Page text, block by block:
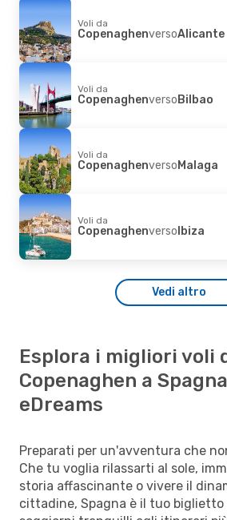
Voli da
CopenaghenversoAlicante
Voli da
CopenaghenversoBilbao
Voli da
CopenaghenversoMalaga
Voli da
CopenaghenversoIbiza
Vedi altro
Esplora i migliori voli
Copenaghen a
eDreams
Preparati per un'avventura che
Che tu voglia rilassarti al sole,
storia affascinante o vivere il
cittadine, Spagna è il tuo biglietto